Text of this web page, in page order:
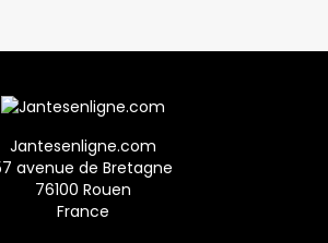
Jantesenligne.com
avenue de Bretagne
76100 Rouen
France